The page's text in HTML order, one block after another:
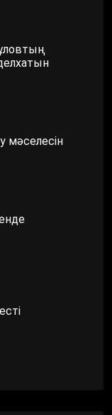
мәселесін